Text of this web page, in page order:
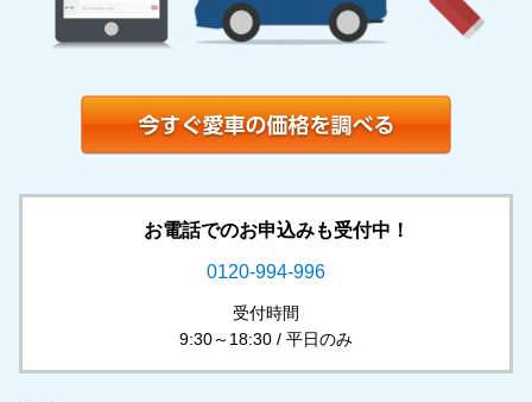
お電話でのお申込みも受付中！
0120-994-996
受付時間
9:30～18:30 / 平日のみ